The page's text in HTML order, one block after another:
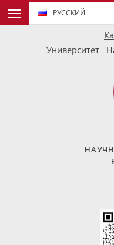
РУССКИЙ
Университет